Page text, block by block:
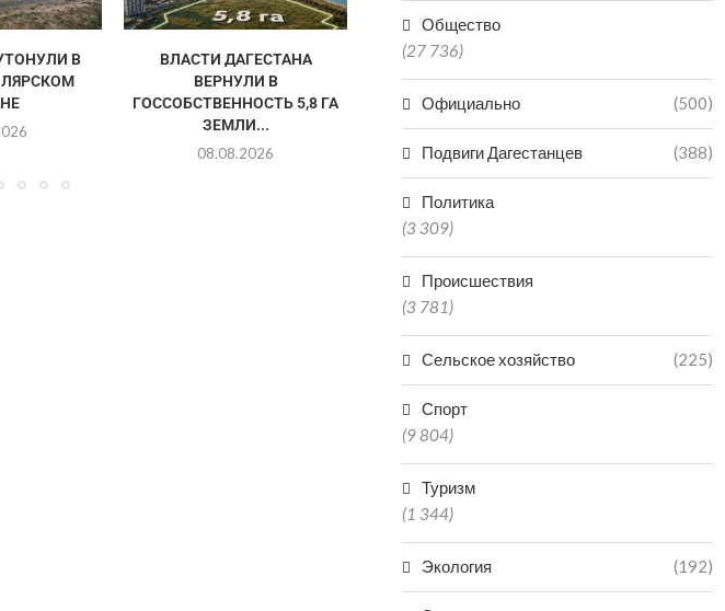
В
ВЛАСТИ ДАГЕСТАНА
ВЕРНУЛИ В
ГОССОБСТВЕННОСТЬ 5,8 ГА
ЗЕМЛИ...
08.08.2026
НАРОДОВ
Общество
(27 736)
Официально (500)
Подвиги Дагестанцев (388)
Политика
(3 309)
Происшествия
(3 781)
Сельское хозяйство (225)
Спорт
(9 804)
Туризм
(1 344)
Экология (192)